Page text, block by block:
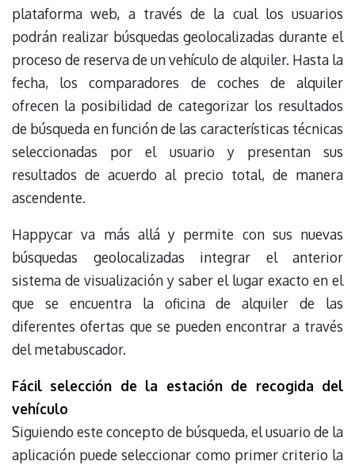
plataforma web, a través de la cual los usuarios
podrán realizar búsquedas geolocalizadas durante el
proceso de reserva de un vehículo de alquiler. Hasta la
fecha, los comparadores de coches de alquiler
ofrecen la posibilidad de categorizar los resultados
de búsqueda en función de las características técnicas
seleccionadas por el usuario y presentan sus
resultados de acuerdo al precio total, de manera
ascendente.
Happycar va más allá y permite con sus nuevas
búsquedas geolocalizadas integrar el anterior
sistema de visualización y saber el lugar exacto en el
que se encuentra la oficina de alquiler de las
diferentes ofertas que se pueden encontrar a través
del metabuscador.
Fácil selección de la estación de recogida del
vehículo
Siguiendo este concepto de búsqueda, el usuario de la
aplicación puede seleccionar como primer criterio la